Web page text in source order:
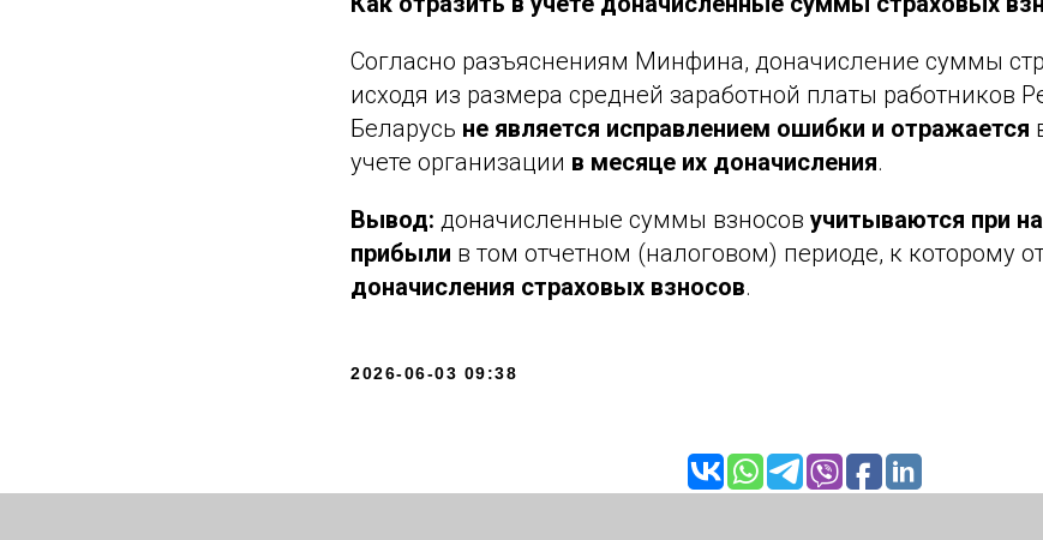
Согласно разъяснениям Минфина, доначисление суммы
исходя из размера средней заработной платы работников
Беларусь не является исправлением ошибки и отражается
учете организации в месяце их доначисления.
Вывод: доначисленные суммы взносов учитываются при
прибыли в том отчетном (налоговом) периоде, к которому
доначисления страховых взносов.
2026-06-03 09:38